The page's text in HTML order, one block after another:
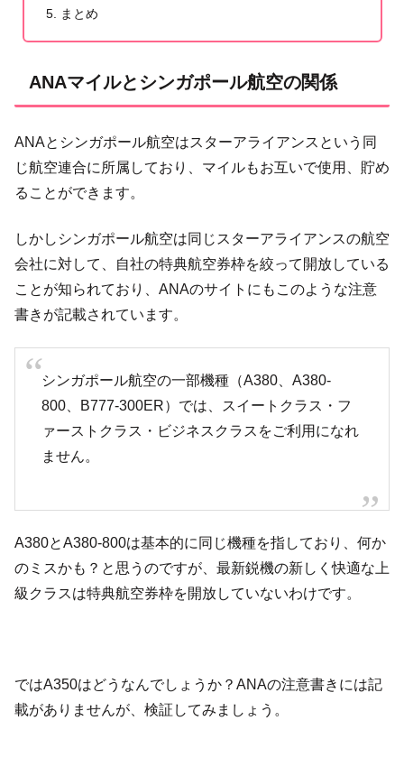
まとめ
ANAマイルとシンガポール航空の関係
ANAとシンガポール航空はスターアライアンスという同
じ航空連合に所属しており、マイルもお互いで使用、貯め
ることができます。
しかしシンガポール航空は同じスターアライアンスの航空
会社に対して、自社の特典航空券枠を絞って開放している
ことが知られており、ANAのサイトにもこのような注意
書きが記載されています。
シンガポール航空の一部機種（A380、A380-
800、B777-300ER）では、スイートクラス・フ
ァーストクラス・ビジネスクラスをご利用になれ
ません。
A380とA380-800は基本的に同じ機種を指しており、何か
のミスかも？と思うのですが、最新鋭機の新しく快適な上
級クラスは特典航空券枠を開放していないわけです。
ではA350はどうなんでしょうか？ANAの注意書きには記
載がありませんが、検証してみましょう。